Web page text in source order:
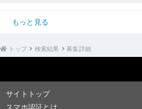
もっと見る
トップ 検索結果 募集詳細
サイトトップ
スマホ認証とは